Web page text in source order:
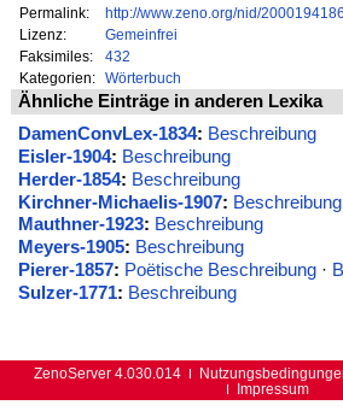
Permalink:
http://www.zeno.org/nid/
Lizenz:
Gemeinfrei
Faksimiles:
432
Kategorien:
Wörterbuch
Ähnliche Einträge in anderen Lexika
DamenConvLex-1834: Beschreibung
Eisler-1904: Beschreibung
Herder-1854: Beschreibung
Kirchner-Michaelis-1907: Beschreibung
Mauthner-1923: Beschreibung
Meyers-1905: Beschreibung
Pierer-1857: Poëtische Beschreibung·
Sulzer-1771: Beschreibung
ZenoServer 4.030.014
Impressum